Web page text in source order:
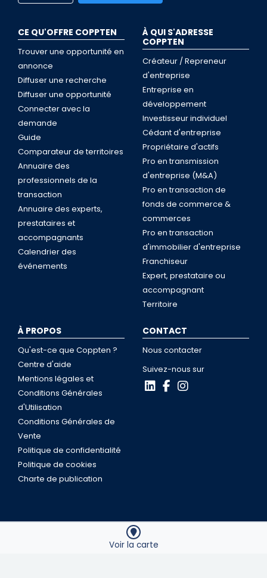
Voir la carte
CE QU'OFFRE COPPTEN
Trouver une opportunité en
annonce
Diffuser une recherche
Diffuser une opportunité
Connecter avec la
demande
Guide
Comparateur de territoires
Annuaire des
professionnels de la
transaction
Annuaire des experts,
prestataires et
accompagnants
Calendrier des
événements
À QUI S'ADRESSE
COPPTEN
Créateur / Repreneur
d'entreprise
Entreprise en
développement
Investisseur individuel
Cédant d'entreprise
Propriétaire d'actifs
Pro en transmission
d'entreprise (M&A)
Pro en transaction de
fonds de commerce &
commerces
Pro en transaction
d'immobilier d'entreprise
Franchiseur
Expert, prestataire ou
accompagnant
Territoire
À PROPOS
Qu'est-ce que Coppten ?
Centre d'aide
Mentions légales et
Conditions Générales
d'Utilisation
Conditions Générales de
Vente
Politique de confidentialité
Politique de cookies
Charte de publication
CONTACT
Nous contacter
Suivez-nous sur
Coppten © 2026